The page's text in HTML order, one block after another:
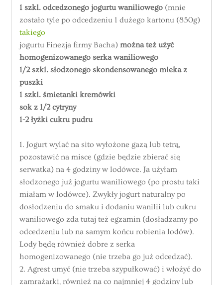
1 szkl. odcedzonego jogurtu waniliowego (mnie
zostało tyle po odcedzeniu 1 dużego kartonu (850g)
takiego
jogurtu Finezja firmy Bacha) można też użyć
homogenizowanego serka waniliowego
1/2 szkl. słodzonego skondensowanego mleka z
puszki
1 szkl. śmietanki kremówki
sok z 1/2 cytryny
1-2 łyżki cukru pudru
1. Jogurt wylać na sito wyłożone gazą lub tetrą,
pozostawić na misce (gdzie będzie zbierać się
serwatka) na 4 godziny w lodówce. Ja użyłam
słodzonego już jogurtu waniliowego (po prostu taki
miałam w lodówce). Zwykły jogurt naturalny po
dosłodzeniu do smaku i dodaniu wanilii lub cukru
waniliowego zda tutaj też egzamin (dosładzamy po
odcedzeniu lub na samym końcu robienia lodów).
Lody będę również dobre z serka
homogenizowanego (nie trzeba go już odcedzać).
2. Agrest umyć (nie trzeba szypułkować) i włożyć do
zamrażarki, również na co najmniej 4 godziny lub